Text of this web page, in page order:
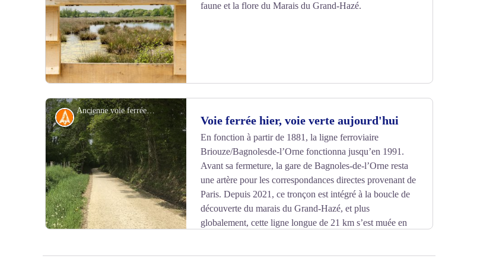
Voir l'image en plein écran
faune et la flore du Marais du Grand-Hazé.
Ancienne voie ferrée, voie verte Briouze - Bagnoles-de-l'Orne Normandie - Tourisme 61
Histoire Voie ferrée hier, voie verte aujourd'hui
En fonction à partir de 1881, la ligne ferroviaire
Briouze/Bagnolesde-l’Orne fonctionna jusqu’en 1991.
Avant sa fermeture, la gare de Bagnoles-de-l’Orne resta
une artère pour les correspondances directes provenant de
Paris. Depuis 2021, ce tronçon est intégré à la boucle de
découverte du marais du Grand-Hazé, et plus
globalement, cette ligne longue de 21 km s’est muée en